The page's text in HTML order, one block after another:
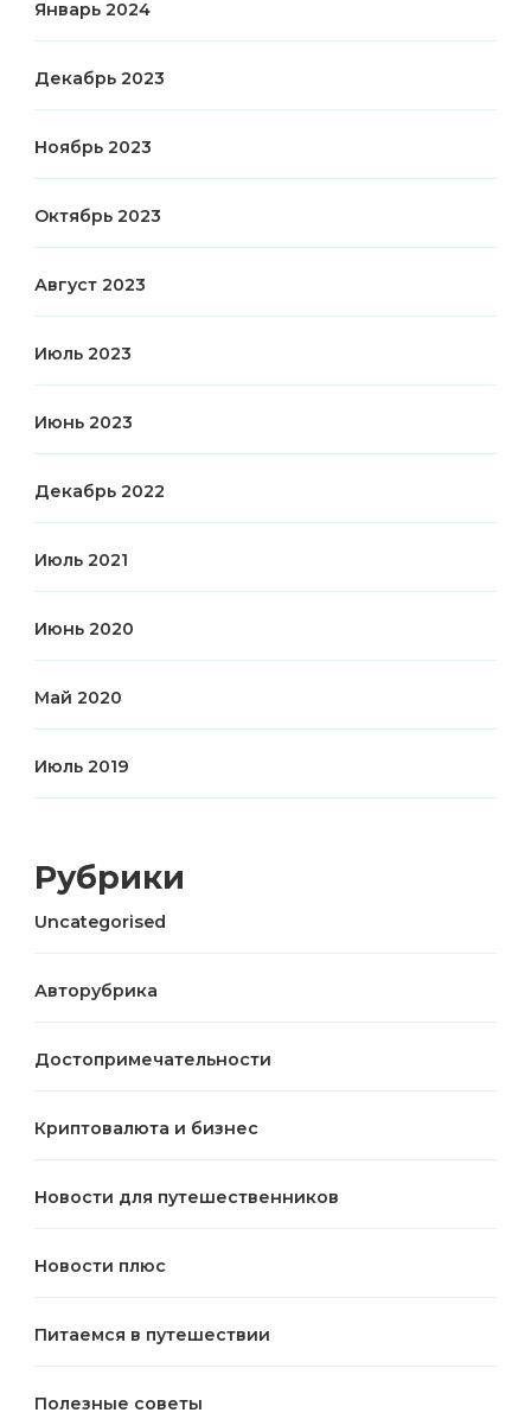
Январь 2024
Декабрь 2023
Ноябрь 2023
Октябрь 2023
Август 2023
Июль 2023
Июнь 2023
Декабрь 2022
Июль 2021
Июнь 2020
Май 2020
Июль 2019
Рубрики
Uncategorised
Авторубрика
Достопримечательности
Криптовалюта и бизнес
Новости для путешественников
Новости плюс
Питаемся в путешествии
Полезные советы